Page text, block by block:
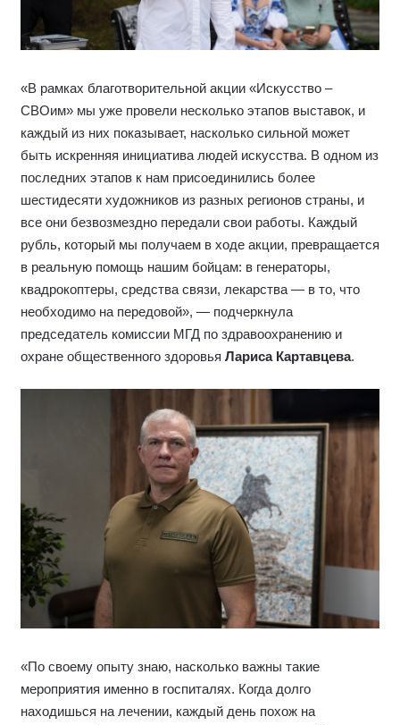
«В рамках благотворительной акции «Искусство –
СВОим» мы уже провели несколько этапов выставок, и
каждый из них показывает, насколько сильной может
быть искренняя инициатива людей искусства. В одном из
последних этапов к нам присоединились более
шестидесяти художников из разных регионов страны, и
все они безвозмездно передали свои работы. Каждый
рубль, который мы получаем в ходе акции, превращается
в реальную помощь нашим бойцам: в генераторы,
квадрокоптеры, средства связи, лекарства — в то, что
необходимо на передовой», — подчеркнула
председатель комиссии МГД по здравоохранению и
охране общественного здоровья Лариса Картавцева.
«По своему опыту знаю, насколько важны такие
мероприятия именно в госпиталях. Когда долго
находишься на лечении, каждый день похож на